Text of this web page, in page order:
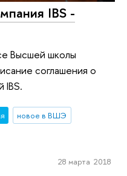
IBS -
Выcшей школы
соглашения о
IBS.
новое в ВШЭ
28 марта 2018